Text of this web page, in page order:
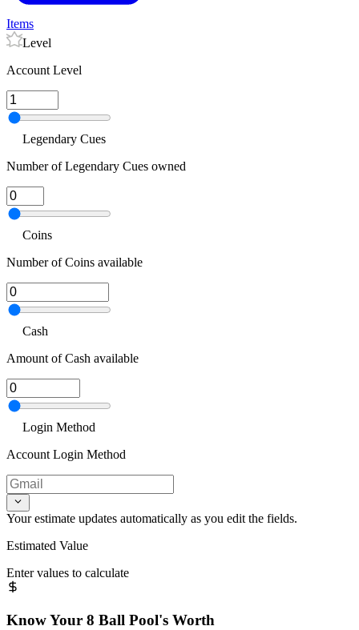
Items
Level
Account Level
Legendary Cues
Number of Legendary Cues owned
Coins
Number of Coins available
Cash
Amount of Cash available
Login Method
Account Login Method
Your estimate updates automatically as you edit the fields.
Estimated Value
Enter values to calculate
Know Your 8 Ball Pool's Worth